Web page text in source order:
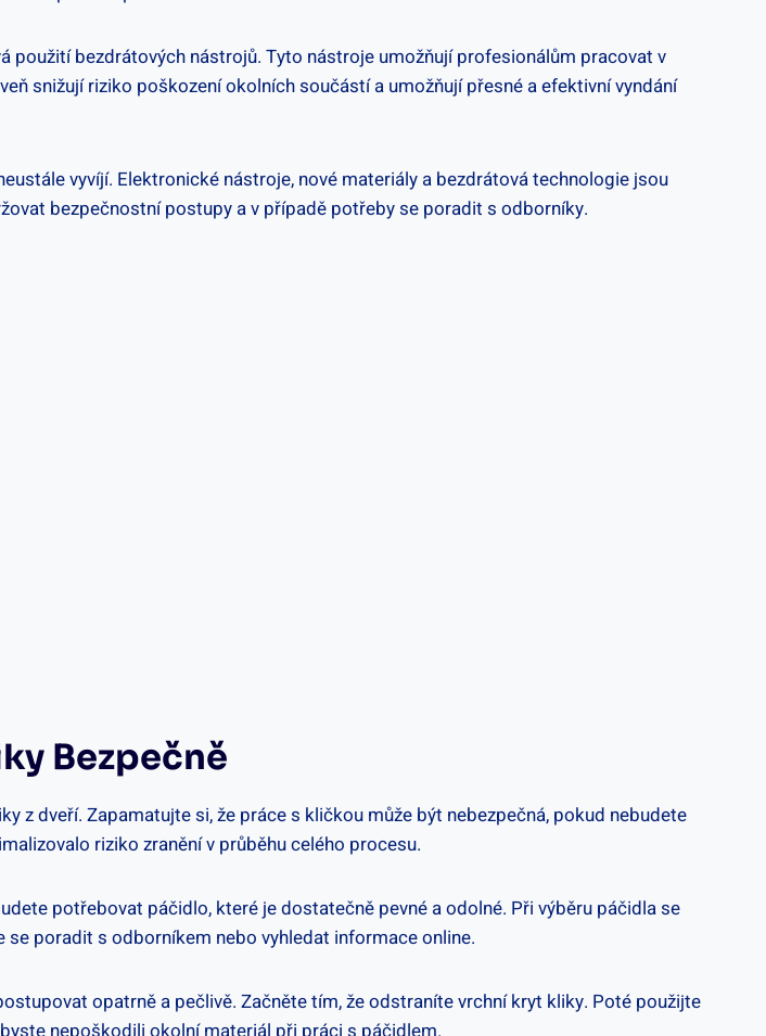
bezdrátových nástrojů. Tyto nástroje umožňují profesionálům pracovat v
snižují riziko poškození okolních součástí a umožňují přesné a efektivní vyndání
vyvíjí. Elektronické ⁣nástroje, nové materiály a bezdrátová‌ technologie‍ jsou
bezpečnostní⁣ postupy a v případě potřeby se poradit s odborníky.
Bezpečně
z ‌dveří. Zapamatujte​ si, že práce s kličkou může být‍ nebezpečná, pokud nebudete
riziko ⁤zranění v ​průběhu celého procesu.
potřebovat páčidlo, které je dostatečně pevné a odolné.⁣ Při výběru páčidla‍ se
poradit s ‍odborníkem nebo vyhledat informace online.
opatrně a pečlivě. Začněte tím, že odstraníte vrchní kryt kliky. Poté použijte